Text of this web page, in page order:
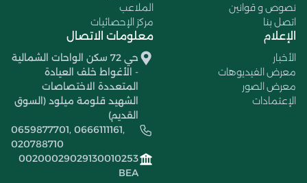
نصوص و قوانين
اتصل بنا
الملاعب
مركز الإحصائيات
الإعلام
الأخبار
معرض الفيديوهات
معرض الصور
الإعتمادات
معلومات الاتصال
حي 72 سكن الواحات الشمالية
- الأغواط خلف العيادة
المتعددة الاختصاصات
الشهيد قلومة ميلود (السوق
القديم)
0659877701, 0666111161,
020788710
00200029029130010253
BEA